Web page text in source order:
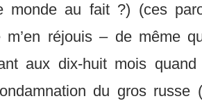
monde au fait ?) (ces
réjouis – de même
aux dix-huit mois
du gros russe